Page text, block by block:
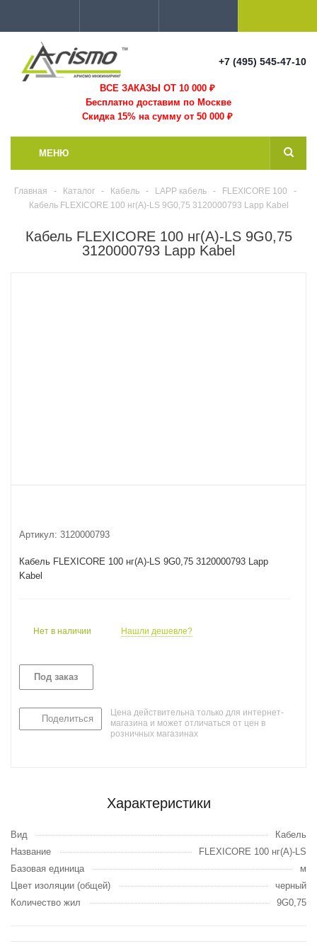
+7 (495) 545-47-10
ВСЕ ЗАКАЗЫ ОТ 10 000₽
Бесплатно доставим по Москве
Скидка 15% на сумму от 50 000 ₽
МЕНЮ
Главная - Каталог - Кабель - LAPP кабель - FLEXICORE 100
-
Кабель FLEXICORE 100 нг(А)-LS 9G0,75 3120000793 Lapp Kabel
Кабель FLEXICORE 100 нг(А)-LS 9G0,75
3120000793 Lapp Kabel
Артикул: 3120000793
Кабель FLEXICORE 100 нг(А)-LS 9G0,75 3120000793 Lapp
Kabel
Нет в наличии Нашли дешевле?
Под заказ
Поделиться
Цена действительна только для интернет-
магазина и может отличаться от цен в
розничных магазинах
Характеристики
Вид
Кабель
Название
FLEXICORE 100 нг(А)-LS
Базовая единица
м
Цвет изоляции (общей)
черный
Количество жил
9G0,75